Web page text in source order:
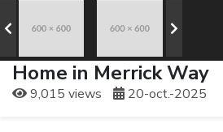
Home in Merrick Way
9,015 views 20-oct.-2025